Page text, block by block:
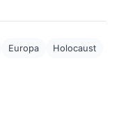
Europa
Holocaust